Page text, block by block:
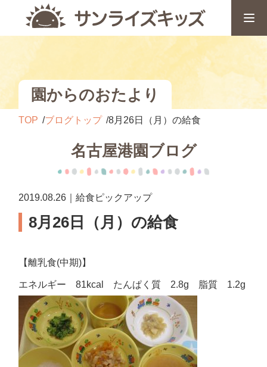
園からのおたより
TOP ブログトップ 8月26日（月）の給食
名古屋港園ブログ
2019.08.26｜給食ピックアップ
8月26日（月）の給食
【離乳食(中期)】
エネルギー 81kcal たんぱく質 2.8g 脂質 1.2g